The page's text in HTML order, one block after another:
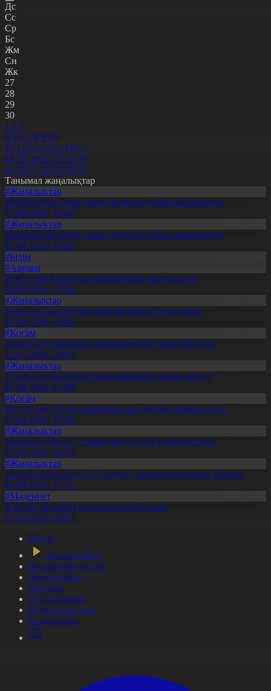
Дс
Сс
Ср
Бс
Жм
Сн
Жк
27
28
29
30
1 2 3
4 5 6 7 8 9 10
11 12 13 14 15 16 17
18 19 20 21 22 23 24
25 26 27 28 29 30 31
Танымал жаңалықтар
#Жаңалықтар
Мемлекеттік білім грант иегерлері тізімі жарияланды
07.08.2026, 19:46
#Жаңалықтар
Мемлекеттік білім грант иегерлері тізімі жарияланды
07.08.2026, 16:50
#Білім
#Aqparat
Жапондар Қазақстан өсімдіктерін зерттеп жүр
04.08.2026, 17:30
#Жаңалықтар
Павлодарда отандық өнім өндірісі 1,5 есе артты
05.08.2026, 20:06
#Қоғам
Құрылтай сайлауына үміткерлердің тізімі бекітілді
13.07.2026, 20:03
#Жаңалықтар
Түпқарағанда балық шаруашылығы дамып келеді
07.08.2026, 17:09
#Қоғам
Құс еті мен тауық жұмыртқасын өндіру қарқын алды
07.08.2026, 10:05
#Жаңалықтар
Мерейлі отбасы – тәрбие мен дәстүр сабақтастығы
07.08.2026, 20:19
#Жаңалықтар
Ақмола облысында 157 науқас трансплантацияға мұқтаж
06.08.2026, 17:11
#Мәдениет
Ұлттық архивтің құрылғанына 20 жыл
05.08.2026, 20:03
Басты
Тікелей эфир
Бағдарлама кестесі
Жаңалықтар
Жобалар
Телехикаялар
Мультсериалдар
Видеоархив